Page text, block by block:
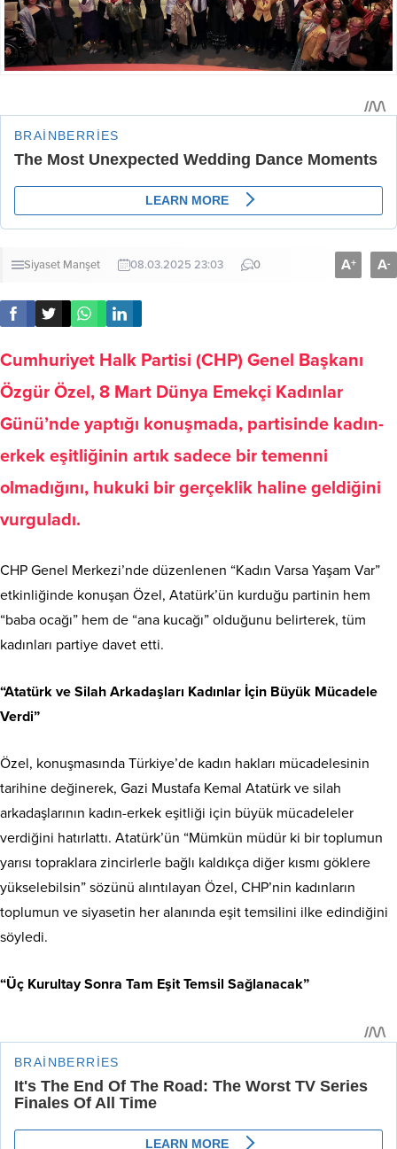
Siyaset Manşet 08.03.2025 23:03 0 A+ A-
Cumhuriyet Halk Partisi (CHP) Genel Başkanı
Özgür Özel, 8 Mart Dünya Emekçi Kadınlar
Günü’nde yaptığı konuşmada, partisinde kadın-
erkek eşitliğinin artık sadece bir temenni
olmadığını, hukuki bir gerçeklik haline geldiğini
vurguladı.
CHP Genel Merkezi’nde düzenlenen “Kadın Varsa Yaşam Var”
etkinliğinde konuşan Özel, Atatürk’ün kurduğu partinin hem
“baba ocağı” hem de “ana kucağı” olduğunu belirterek, tüm
kadınları partiye davet etti.
“Atatürk ve Silah Arkadaşları Kadınlar İçin Büyük Mücadele
Verdi”
Özel, konuşmasında Türkiye’de kadın hakları mücadelesinin
tarihine değinerek, Gazi Mustafa Kemal Atatürk ve silah
arkadaşlarının kadın-erkek eşitliği için büyük mücadeleler
verdiğini hatırlattı. Atatürk’ün “Mümkün müdür ki bir toplumun
yarısı topraklara zincirlerle bağlı kaldıkça diğer kısmı göklere
yükselebilsin” sözünü alıntılayan Özel, CHP’nin kadınların
toplumun ve siyasetin her alanında eşit temsilini ilke edindiğini
söyledi.
“Üç Kurultay Sonra Tam Eşit Temsil Sağlanacak”